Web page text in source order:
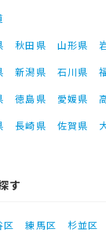
秋田県 山形県
新潟県 石川県
徳島県 愛媛県
長崎県 佐賀県
す
区 練馬区 杉並区